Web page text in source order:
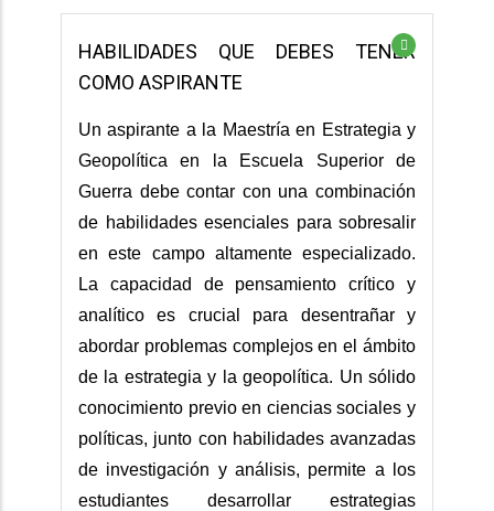
HABILIDADES QUE DEBES TENER
COMO ASPIRANTE
Un aspirante a la Maestría en Estrategia y
Geopolítica en la Escuela Superior de
Guerra debe contar con una combinación
de habilidades esenciales para sobresalir
en este campo altamente especializado.
La capacidad de pensamiento crítico y
analítico es crucial para desentrañar y
abordar problemas complejos en el ámbito
de la estrategia y la geopolítica. Un sólido
conocimiento previo en ciencias sociales y
políticas, junto con habilidades avanzadas
de investigación y análisis, permite a los
estudiantes desarrollar estrategias